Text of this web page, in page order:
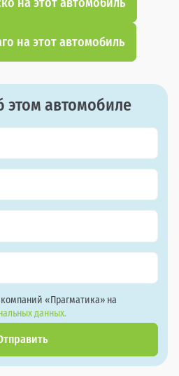
на этот автомобиль
этом автомобиле
«Прагматика» на
данных.